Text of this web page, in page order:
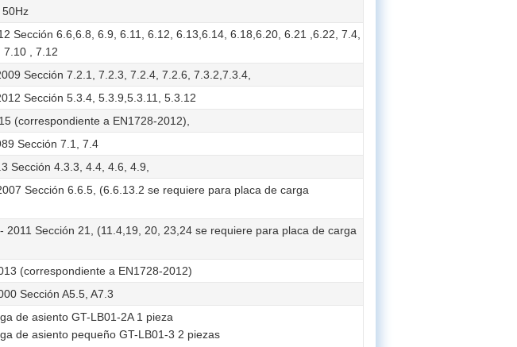
50Hz
Sección 6.6,6.8, 6.9, 6.11, 6.12, 6.13,6.14, 6.18,6.20, 6.21 ,6.22, 7.4,
7.10 , 7.12
Sección 7.2.1, 7.2.3, 7.2.4, 7.2.6, 7.3.2,7.3.4,
Sección 5.3.4, 5.3.9,5.3.11, 5.3.12
(correspondiente a EN1728-2012),
Sección 7.1, 7.4
Sección 4.3.3, 4.4, 4.6, 4.9,
Sección 6.6.5, (6.6.13.2 se requiere para placa de carga
2011 Sección 21, (11.4,19, 20, 23,24 se requiere para placa de carga
(correspondiente a EN1728-2012)
Sección A5.5, A7.3
de asiento GT-LB01-2A 1 pieza
de asiento pequeño GT-LB01-3 2 piezas